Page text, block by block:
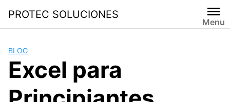
PROTEC SOLUCIONES
Menu
BLOG
Excel para